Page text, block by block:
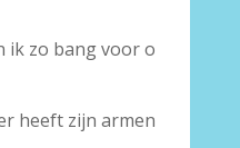
ik zo bang voor o
heeft zijn armen